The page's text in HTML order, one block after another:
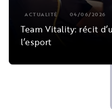
ACTUALITÉ 04/06/2026
Team Vitality: récit
l’esport